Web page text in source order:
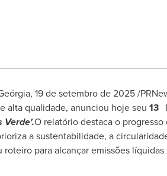
, 19 de setembro de 2025/
alta qualidade, anunciou hoje seu 13
Verde'.O relatório destaca o progresso
a sustentabilidade, a
para alcançar emissões